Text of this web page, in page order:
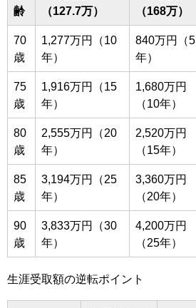
齢
（127.7万）
（168万）
70
歳
1,277万円（10
年）
840万円（5
年）
75
歳
1,916万円（15
年）
1,680万円
（10年）
80
歳
2,555万円（20
年）
2,520万円
（15年）
85
歳
3,194万円（25
年）
3,360万円
（20年）
90
歳
3,833万円（30
年）
4,200万円
（25年）
生涯受取額の逆転ポイント